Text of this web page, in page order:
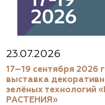
pitomnik-kashira.ru
Абиес-Ландшафт,
Московская
Осеево, ул.
23.07.2026
17–19 сентября
выставка
зелёных технологий
РАСТЕНИЯ»